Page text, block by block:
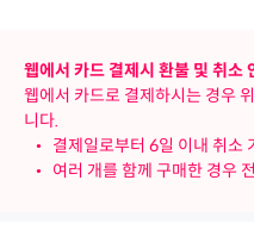
웹에서 카드 결제시 환불 및 취소
웹에서 카드로 결제하시는 경우
니다.
•
결제일로부터 6일 이내 취소
•
여러 개를 함께 구매한 경우